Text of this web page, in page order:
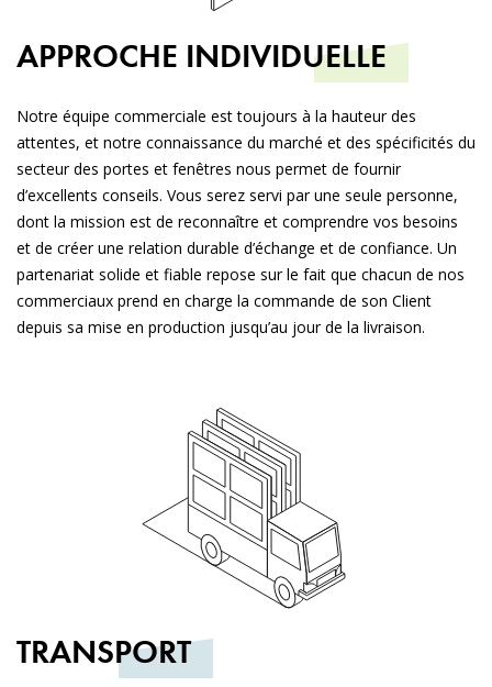
APPROCHE INDIVIDUELLE
Notre équipe commerciale est toujours à la hauteur des
attentes, et notre connaissance du marché et des spécificités du
secteur des portes et fenêtres nous permet de fournir
d’excellents conseils. Vous serez servi par une seule personne,
dont la mission est de reconnaître et comprendre vos besoins
et de créer une relation durable d’échange et de confiance. Un
partenariat solide et fiable repose sur le fait que chacun de nos
commerciaux prend en charge la commande de son Client
depuis sa mise en production jusqu’au jour de la livraison.
TRANSPORT